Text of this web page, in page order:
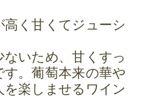
く甘くてジューシ
いため、甘くすっ
。葡萄本来の華や
楽しませるワイン